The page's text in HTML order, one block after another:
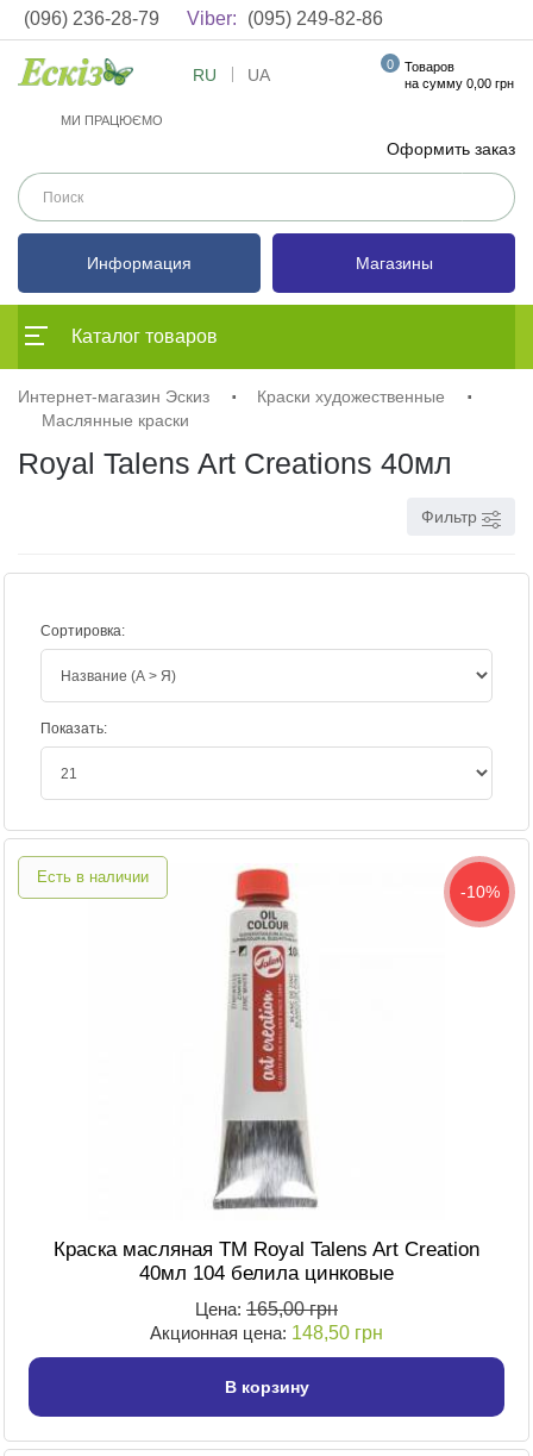
(096) 236-28-79 Viber: (095) 249-82-86
МИ ПРАЦЮЄМО
Оформить заказ
RU UA Товаров
0
на сумму 0,00 грн
Информация Магазины
Каталог товаров
Интернет-магазин Эскиз
Краски художественные
Маслянные краски
Royal Talens Art Creations 40мл
Фильтр
Сортировка:
Показать:
Есть в наличии
-10%
Краска масляная TM Royal Talens Art Creation
40мл 104 белила цинковые
Цена: 165,00 грн
Акционная цена: 148,50 грн
В корзину